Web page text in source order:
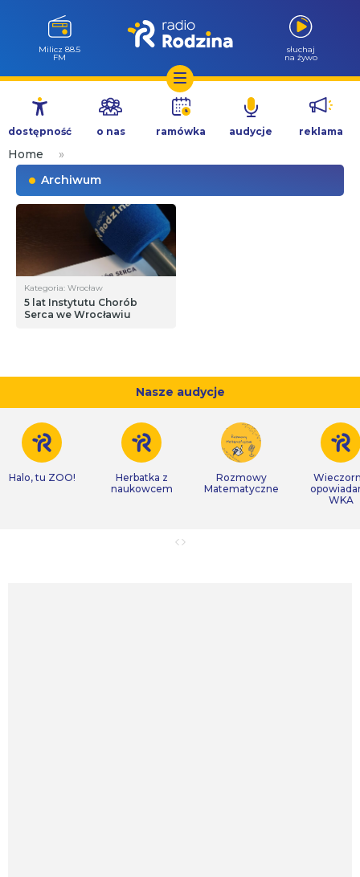
Przejdź
treści
Milicz 88.5
FM
słuchaj
na żywo
dostępność o nas ramówka audycje reklama
Home
»
Archiwum
Kategoria: Wrocław
5 lat Instytutu Chorób
Serca we Wrocławiu
Nasze audycje
Halo, tu ZOO!
Herbatka z
naukowcem
Rozmowy
Matematyczne
WKA